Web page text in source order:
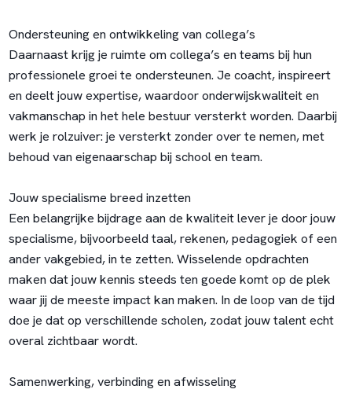
Ondersteuning en ontwikkeling van collega’s
Daarnaast krijg je ruimte om collega’s en teams bij hun
professionele groei te ondersteunen. Je coacht, inspireert
en deelt jouw expertise, waardoor onderwijskwaliteit en
vakmanschap in het hele bestuur versterkt worden. Daarbij
werk je rolzuiver: je versterkt zonder over te nemen, met
behoud van eigenaarschap bij school en team.
Jouw specialisme breed inzetten
Een belangrijke bijdrage aan de kwaliteit lever je door jouw
specialisme, bijvoorbeeld taal, rekenen, pedagogiek of een
ander vakgebied, in te zetten. Wisselende opdrachten
maken dat jouw kennis steeds ten goede komt op de plek
waar jij de meeste impact kan maken. In de loop van de tijd
doe je dat op verschillende scholen, zodat jouw talent echt
overal zichtbaar wordt.
Samenwerking, verbinding en afwisseling